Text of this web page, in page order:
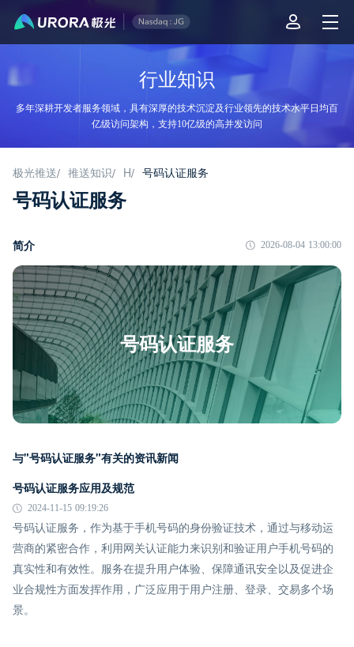
行业知识
多年深耕开发者服务领域，具有深厚的技术沉淀及行业领先的技术水平日均百
亿级访问架构，支持10亿级的高并发访问
极光推送/ 推送知识/ H/ 号码认证服务
号码认证服务
简介 2026-08-04 13:00:00
号码认证服务
与"号码认证服务"有关的资讯新闻
号码认证服务应用及规范
2024-11-15 09:19:26
号码认证服务，作为基于手机号码的身份验证技术，通过与移动运
营商的紧密合作，利用网关认证能力来识别和验证用户手机号码的
真实性和有效性。服务在提升用户体验、保障通讯安全以及促进企
业合规性方面发挥作用，广泛应用于用户注册、登录、交易多个场
景。